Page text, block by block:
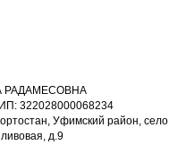
РАДАМЕСОВНА
322028000068234
Уфимский район, село
д.9